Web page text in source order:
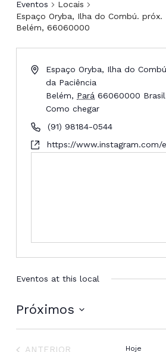
Eventos
Locais
Espaço Oryba, Ilha do Combú. próx.
Belém, 66060000
Espaço Oryba, Ilha do
da Paciência
Belém, Pará 66060000 Brasil
Como chegar
(91) 98184-0544
https://www.instagram.com/
Eventos at this local
Próximos
data.EVENTOS
ANTERIOR Hoje